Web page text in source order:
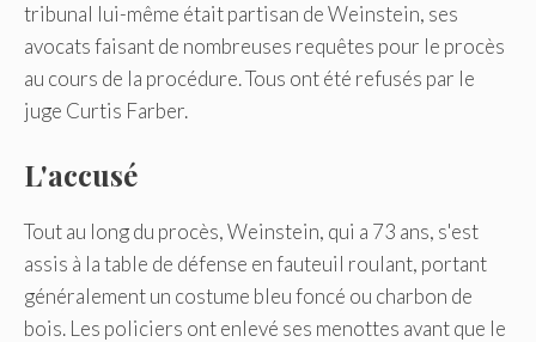
tribunal lui-même était partisan de Weinstein, ses
avocats faisant de nombreuses requêtes pour le procès
au cours de la procédure. Tous ont été refusés par le
juge Curtis Farber.
L'accusé
Tout au long du procès, Weinstein, qui a 73 ans, s'est
assis à la table de défense en fauteuil roulant, portant
généralement un costume bleu foncé ou charbon de
bois. Les policiers ont enlevé ses menottes avant que le